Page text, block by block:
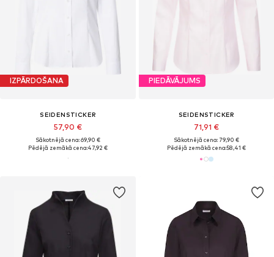
IZPĀRDOŠANA
SEIDENSTICKER
57,90 €
Sākotnējā cena: 69,90 €
Pēdējā zemākā cena:47,92 €
PIEDĀVĀJUMS
SEIDENSTICKER
71,91 €
Sākotnējā cena: 79,90 €
Pēdējā zemākā cena:58,41 €